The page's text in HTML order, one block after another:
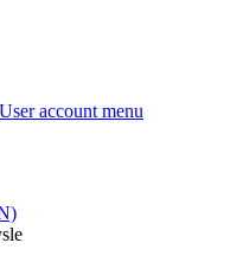
account menu